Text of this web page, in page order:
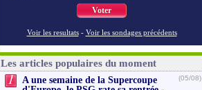
Voter
Voir les resultats - Voir les sondages précédents
Les articles populaires du moment
1
A une semaine de la Supercoupe
(05/08)